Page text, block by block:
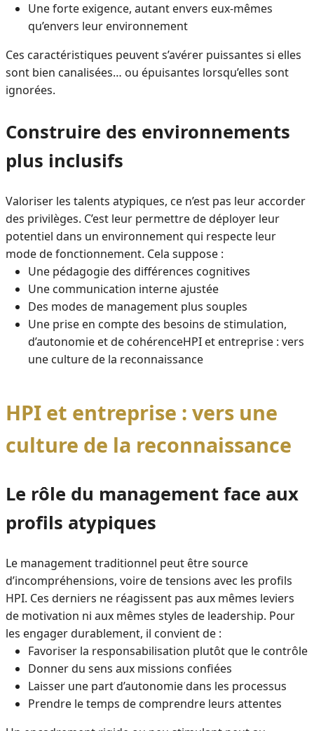
Une forte exigence, autant envers eux-mêmes
qu’envers leur environnement
Ces caractéristiques peuvent s’avérer puissantes si elles
sont bien canalisées… ou épuisantes lorsqu’elles sont
ignorées.
Construire des environnements
plus inclusifs
Valoriser les talents atypiques, ce n’est pas leur accorder
des privilèges. C’est leur permettre de déployer leur
potentiel dans un environnement qui respecte leur
mode de fonctionnement. Cela suppose :
Une pédagogie des différences cognitives
Une communication interne ajustée
Des modes de management plus souples
Une prise en compte des besoins de stimulation,
d’autonomie et de cohérenceHPI et entreprise : vers
une culture de la reconnaissance
HPI et entreprise : vers une
culture de la reconnaissance
Le rôle du management face aux
profils atypiques
Le management traditionnel peut être source
d’incompréhensions, voire de tensions avec les profils
HPI. Ces derniers ne réagissent pas aux mêmes leviers
de motivation ni aux mêmes styles de leadership. Pour
les engager durablement, il convient de :
Favoriser la responsabilisation plutôt que le contrôle
Donner du sens aux missions confiées
Laisser une part d’autonomie dans les processus
Prendre le temps de comprendre leurs attentes